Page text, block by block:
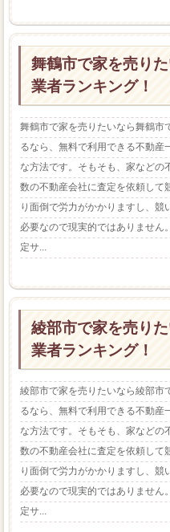
舞鶴市で家を売り
業者ランキング！
舞鶴市で家を売りたいなら舞鶴市
るなら、無料で利用できる不動産
な方法です。そもそも、家などの
数の不動産会社に査定を依頼して
り面倒で労力がかかりますし、
必要なので現実的ではありません
定サ...
綾部市で家を売り
業者ランキング！
綾部市で家を売りたいなら綾部市
るなら、無料で利用できる不動産
な方法です。そもそも、家などの
数の不動産会社に査定を依頼して
り面倒で労力がかかりますし、
必要なので現実的ではありません
定サ...